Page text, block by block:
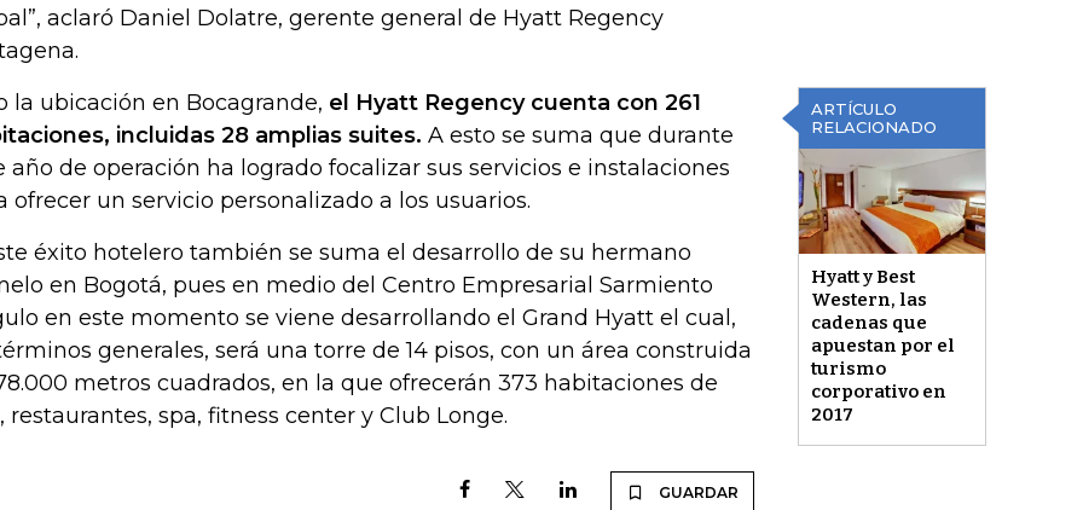
aclaró Daniel Dolatre, gerente general de Hyatt Regency
ARTÍCULO
RELACIONADO
Hyatt y Best
Western, las
cadenas que
apuestan por el
turismo
corporativo en
2017
la ubicación en Bocagrande, el Hyatt Regency cuenta con 261
incluidas 28 amplias suites. A esto se suma que durante
año de operación ha logrado focalizar sus servicios e instalaciones
ofrecer un servicio personalizado a los usuarios.
éxito hotelero también se suma el desarrollo de su hermano
en Bogotá, pues en medio del Centro Empresarial Sarmiento
en este momento se viene desarrollando el Grand Hyatt el cual,
generales, será una torre de 14 pisos, con un área construida
metros cuadrados, en la que ofrecerán 373 habitaciones de
restaurantes, spa, fitness center y Club Longe.
GUARDAR